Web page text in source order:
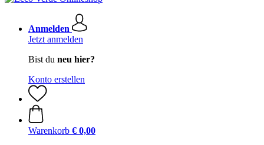
Anmelden
Jetzt anmelden
Bist du neu hier?
Konto erstellen
Warenkorb € 0,00